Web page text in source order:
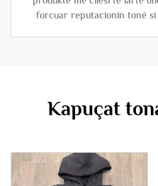
forcuar reputacionin tonë
Kapuçat